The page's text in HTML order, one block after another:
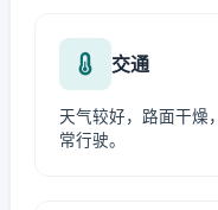
交通
天气较好，路面干燥
常行驶。